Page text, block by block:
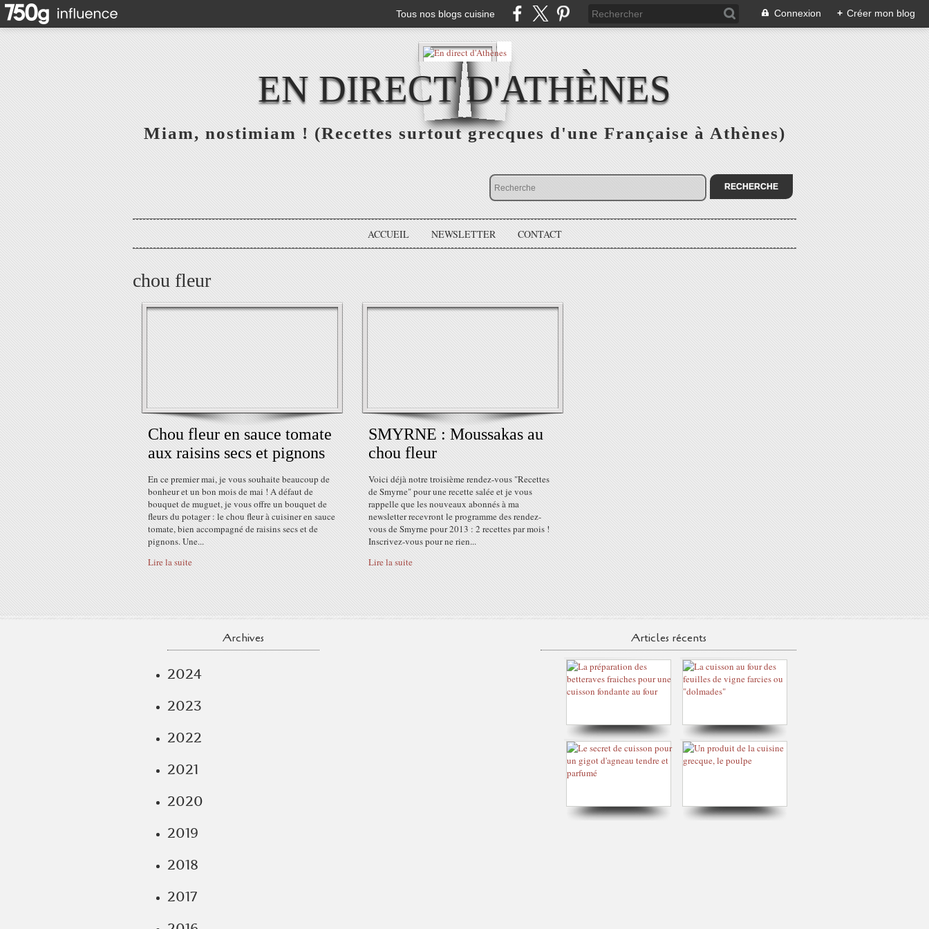
Tous nos blogs cuisine Connexion + Créer mon blog
EN DIRECT D'ATHÈNES
Miam, nostimiam ! (Recettes surtout grecques d'une Française à Athènes)
ACCUEIL NEWSLETTER CONTACT
chou fleur
Chou fleur en sauce tomate
aux raisins secs et pignons
En ce premier mai, je vous souhaite beaucoup de
bonheur et un bon mois de mai ! A défaut de
bouquet de muguet, je vous offre un bouquet de
fleurs du potager : le chou fleur à cuisiner en sauce
tomate, bien accompagné de raisins secs et de
pignons. Une...
Lire la suite
SMYRNE : Moussakas au
chou fleur
Voici déjà notre troisième rendez-vous "Recettes
de Smyrne" pour une recette salée et je vous
rappelle que les nouveaux abonnés à ma
newsletter recevront le programme des rendez-
vous de Smyrne pour 2013 : 2 recettes par mois !
Inscrivez-vous pour ne rien...
Lire la suite
Archives
2024
2023
2022
2021
2020
2019
2018
2017
Articles récents